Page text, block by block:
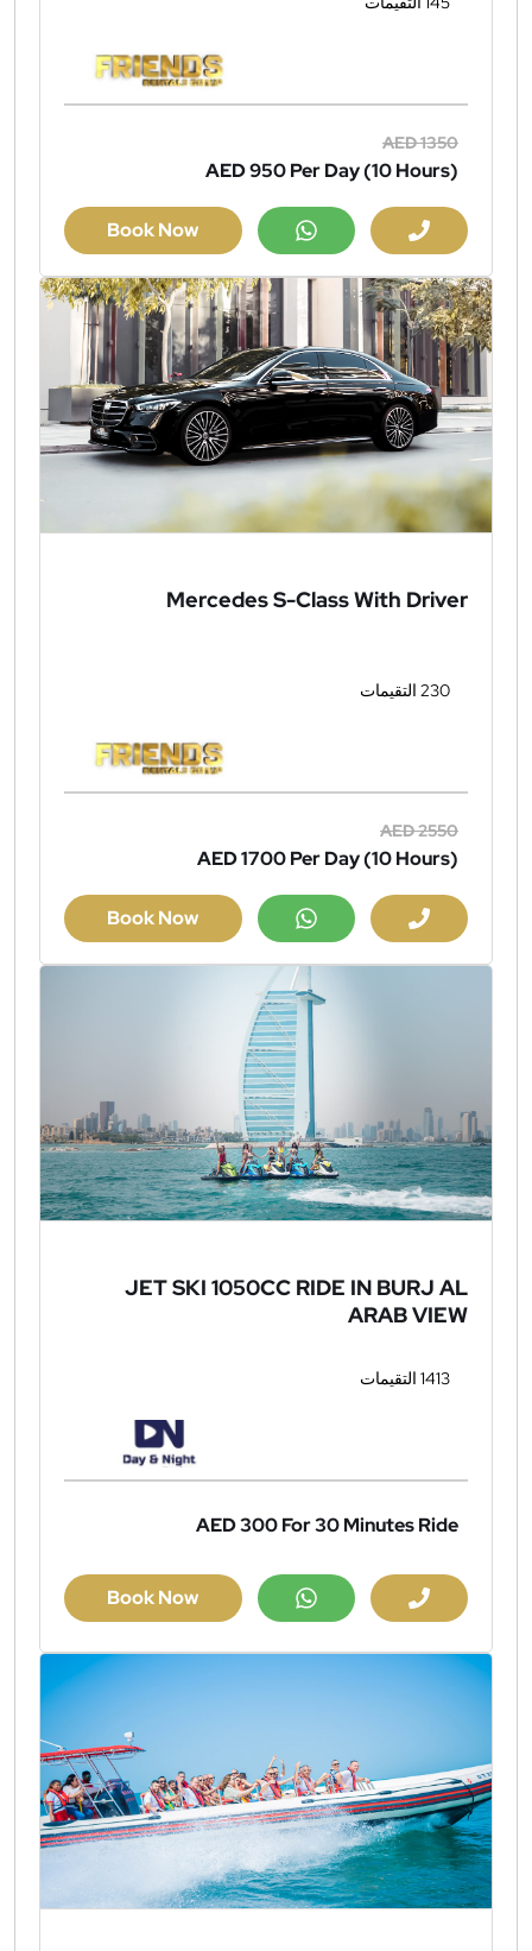
AED 1350
AED 950Per Day (10 Hours)
Book Now
Mercedes S-Class With Driver
230 التقيمات
AED 2550
AED 1700Per Day (10 Hours)
Book Now
JET SKI 1050CC RIDE IN BURJ AL
ARAB VIEW
1413 التقيمات
AED 300For 30 Minutes Ride
Book Now